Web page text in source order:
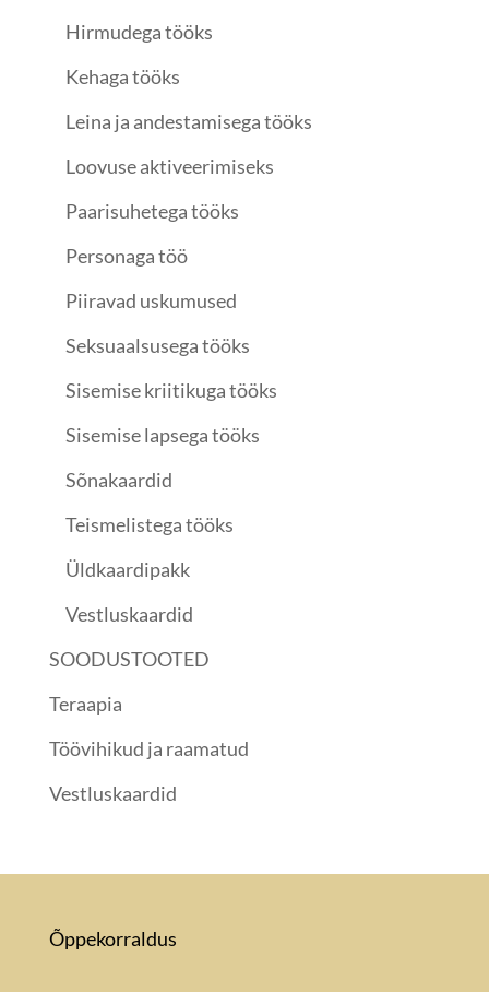
Hirmudega tööks
Kehaga tööks
Leina ja andestamisega tööks
Loovuse aktiveerimiseks
Paarisuhetega tööks
Personaga töö
Piiravad uskumused
Seksuaalsusega tööks
Sisemise kriitikuga tööks
Sisemise lapsega tööks
Sõnakaardid
Teismelistega tööks
Üldkaardipakk
Vestluskaardid
SOODUSTOOTED
Teraapia
Töövihikud ja raamatud
Vestluskaardid
Õppekorraldus